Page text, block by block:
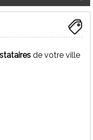
maçonneriede votre ville